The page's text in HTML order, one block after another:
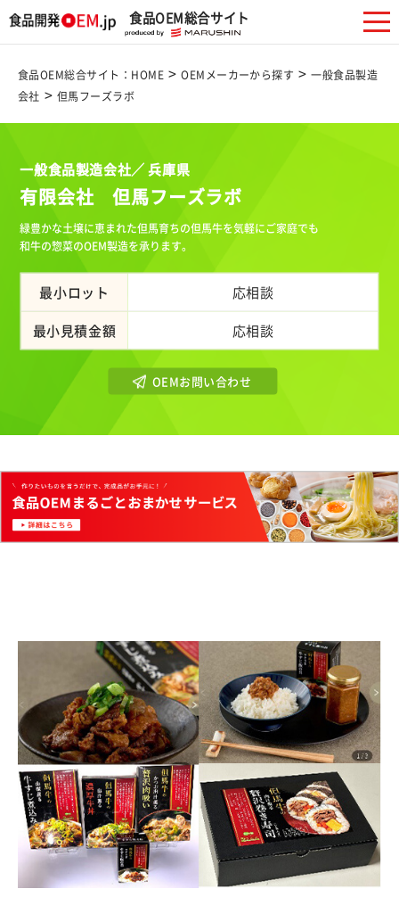
食品OEM総合サイト
食品OEM総合サイト：HOME >OEMメーカーから探す >一般食品製造
会社 > 但馬フーズラボ
一般食品製造会社／ 兵庫県
有限会社 但馬フーズラボ
緑豊かな土壌に恵まれた但馬育ちの但馬牛を気軽にご家庭でも
和牛の惣菜のOEM製造を承ります。
最小ロット
応相談
最小見積金額
応相談
OEMお問い合わせ